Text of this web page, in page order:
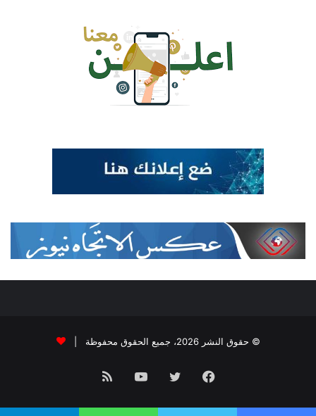
© حقوق النشر 2026، جميع الحقوق محفوظة |
فيسبوك تويتر يوتيوب
الموقع